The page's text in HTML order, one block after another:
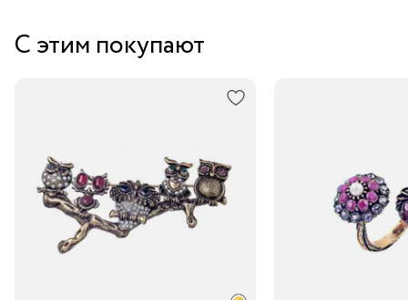
Курьером за 1-2 дня
Подробнее о сроках доставки
С этим покупают